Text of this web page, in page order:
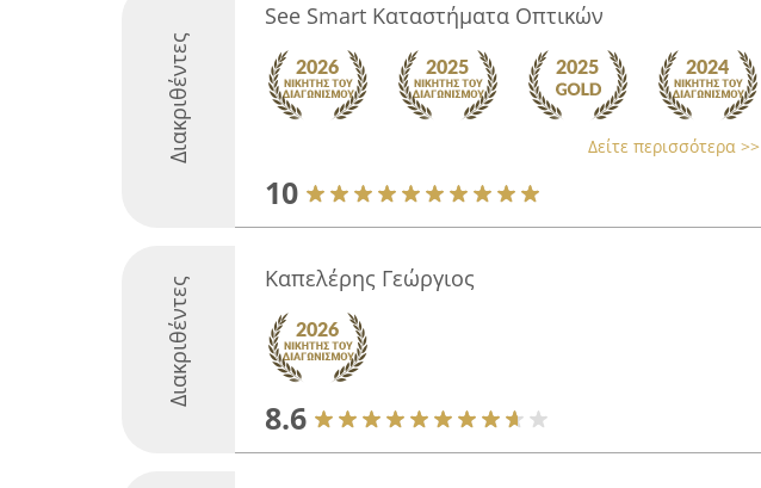
Διακριθέντες
See Smart Καταστήματα Οπτικών
Δείτε περισσότερα >>
10
Διακριθέντες Καπελέρης Γεώργιος
8.6